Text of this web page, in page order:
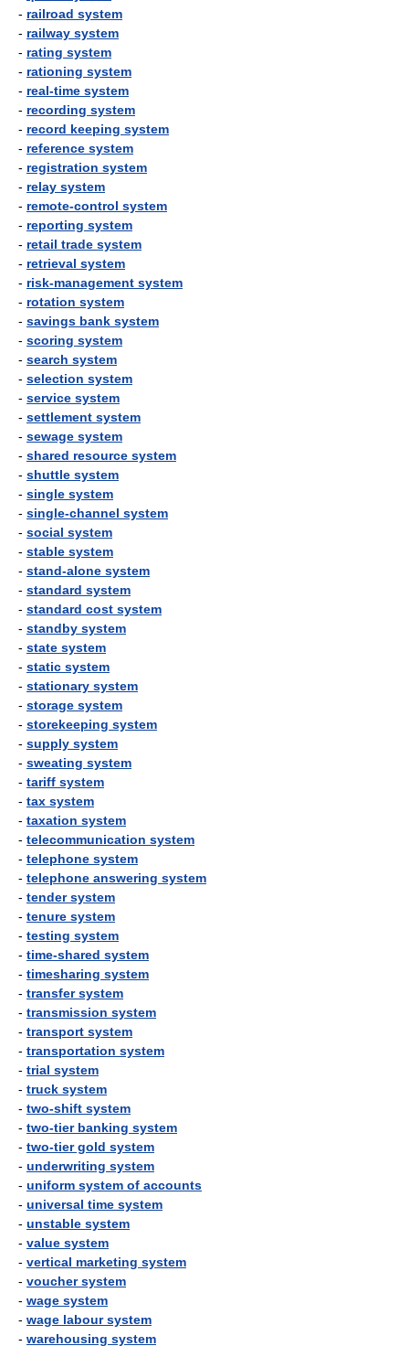
- railroad system
- railway system
- rating system
- rationing system
- real-time system
- recording system
- record keeping system
- reference system
- registration system
- relay system
- remote-control system
- reporting system
- retail trade system
- retrieval system
- risk-management system
- rotation system
- savings bank system
- scoring system
- search system
- selection system
- service system
- settlement system
- sewage system
- shared resource system
- shuttle system
- single system
- single-channel system
- social system
- stable system
- stand-alone system
- standard system
- standard cost system
- standby system
- state system
- static system
- stationary system
- storage system
- storekeeping system
- supply system
- sweating system
- tariff system
- tax system
- taxation system
- telecommunication system
- telephone system
- telephone answering system
- tender system
- tenure system
- testing system
- time-shared system
- timesharing system
- transfer system
- transmission system
- transport system
- transportation system
- trial system
- truck system
- two-shift system
- two-tier banking system
- two-tier gold system
- underwriting system
- uniform system of accounts
- universal time system
- unstable system
- value system
- vertical marketing system
- voucher system
- wage system
- wage labour system
- warehousing system